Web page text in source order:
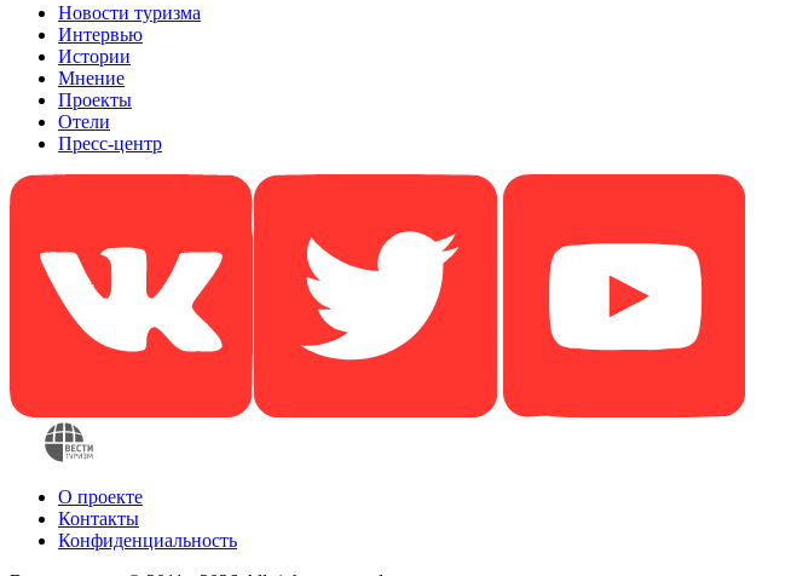
Новости туризма
Интервью
Истории
Мнение
Проекты
Отели
Пресс-центр
О проекте
Контакты
Конфиденциальность